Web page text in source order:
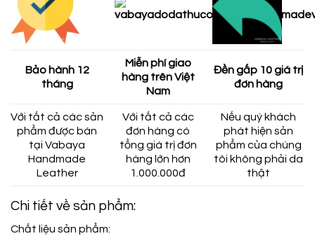
Bảo hành 12
tháng
Miễn phí giao
hàng trên Việt
Nam
Đền gấp 10 giá trị
đơn hàng
Với tất cả các sản
phẩm được bán
tại Vabaya
Handmade
Leather
Với tất cả các
đơn hàng có
tổng giá trị đơn
hàng lớn hơn
1.000.000đ
Nếu quý khách
phát hiện sản
phẩm của chúng
tôi không phải da
thật
Chi tiết về sản phẩm:
Chất liệu sản phẩm: